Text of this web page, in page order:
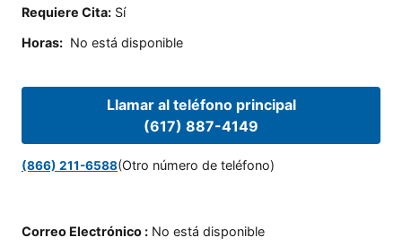
Requiere Cita: Sí
Horas: No está disponible
Llamar al teléfono principal
(617) 887-4149
(866) 211-6588(Otro número de teléfono)
Correo Electrónico : No está disponible